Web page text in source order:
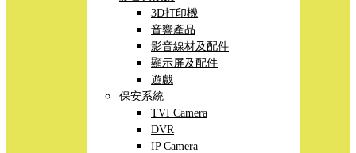
3D打印機
音響產品
影音線材及配件
顯示屏及配件
遊戲
保安系統
TVI Camera
DVR
IP Camera